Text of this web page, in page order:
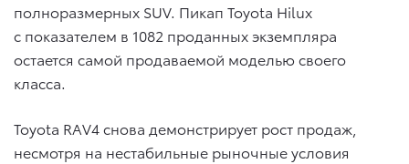
полноразмерных SUV. Пикап Toyota Hilux
с показателем в 1082 проданных экземпляра
остается самой продаваемой моделью своего
класса.
Toyota RAV4 снова демонстрирует рост продаж,
несмотря на нестабильные рыночные условия